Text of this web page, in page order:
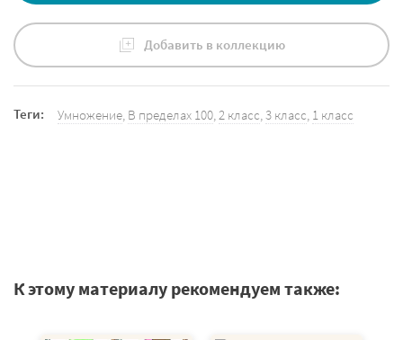
Добавить в коллекцию
Теги: Умножение, В пределах 100,2 класс,3 класс, 1 класс
К этому материалу рекомендуем также: